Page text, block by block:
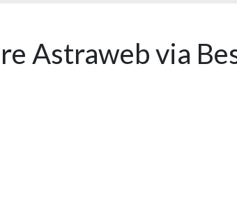
Astraweb via